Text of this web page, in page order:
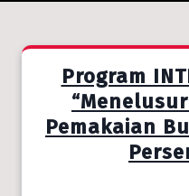
Program
Pemakaian